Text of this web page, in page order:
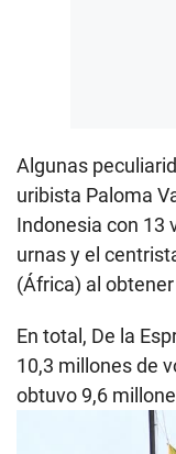
Algunas
uribista Paloma
Indonesia con 13
urnas y el
(África) al
En total, De la
10,3 millones de
obtuvo 9,6